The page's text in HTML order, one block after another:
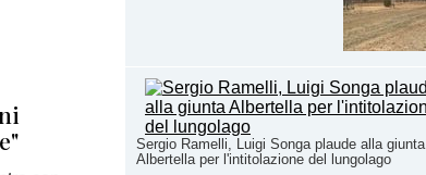
Sergio Ramelli, Luigi Songa plaude alla giunta
Albertella per l'intitolazione del lungolago